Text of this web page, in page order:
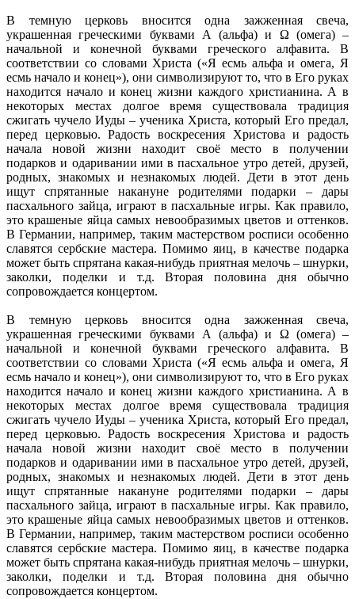
В темную церковь вносится одна зажженная свеча,
украшенная греческими буквами А (альфа) и Ω (омега) –
начальной и конечной буквами греческого алфавита. В
соответствии со словами Христа («Я есмь альфа и омега, Я
есмь начало и конец»), они символизируют то, что в Его руках
находится начало и конец жизни каждого христианина. А в
некоторых местах долгое время существовала традиция
сжигать чучело Иуды – ученика Христа, который Его предал,
перед церковью. Радость воскресения Христова и радость
начала новой жизни находит своё место в получении
подарков и одаривании ими в пасхальное утро детей, друзей,
родных, знакомых и незнакомых людей. Дети в этот день
ищут спрятанные накануне родителями подарки – дары
пасхального зайца, играют в пасхальные игры. Как правило,
это крашеные яйца самых невообразимых цветов и оттенков.
В Германии, например, таким мастерством росписи особенно
славятся сербские мастера. Помимо яиц, в качестве подарка
может быть спрятана какая-нибудь приятная мелочь – шнурки,
заколки, поделки и т.д. Вторая половина дня обычно
сопровождается концертом.
В темную церковь вносится одна зажженная свеча,
украшенная греческими буквами А (альфа) и Ω (омега) –
начальной и конечной буквами греческого алфавита. В
соответствии со словами Христа («Я есмь альфа и омега, Я
есмь начало и конец»), они символизируют то, что в Его руках
находится начало и конец жизни каждого христианина. А в
некоторых местах долгое время существовала традиция
сжигать чучело Иуды – ученика Христа, который Его предал,
перед церковью. Радость воскресения Христова и радость
начала новой жизни находит своё место в получении
подарков и одаривании ими в пасхальное утро детей, друзей,
родных, знакомых и незнакомых людей. Дети в этот день
ищут спрятанные накануне родителями подарки – дары
пасхального зайца, играют в пасхальные игры. Как правило,
это крашеные яйца самых невообразимых цветов и оттенков.
В Германии, например, таким мастерством росписи особенно
славятся сербские мастера. Помимо яиц, в качестве подарка
может быть спрятана какая-нибудь приятная мелочь – шнурки,
заколки, поделки и т.д. Вторая половина дня обычно
сопровождается концертом.